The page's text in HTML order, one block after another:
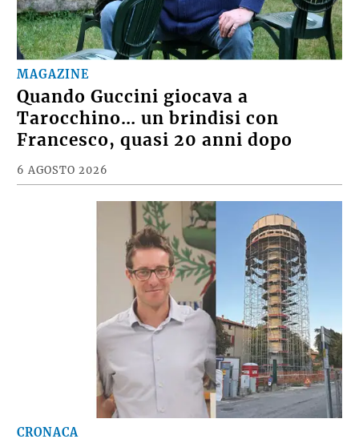
MAGAZINE
Quando Guccini giocava a
Tarocchino… un brindisi con
Francesco, quasi 20 anni dopo
6 AGOSTO 2026
CRONACA